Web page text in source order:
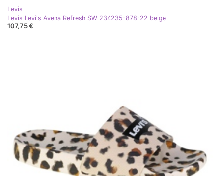
Levis
Levis Levi's Avena Refresh SW 234235-878-22 beige
107,75 €